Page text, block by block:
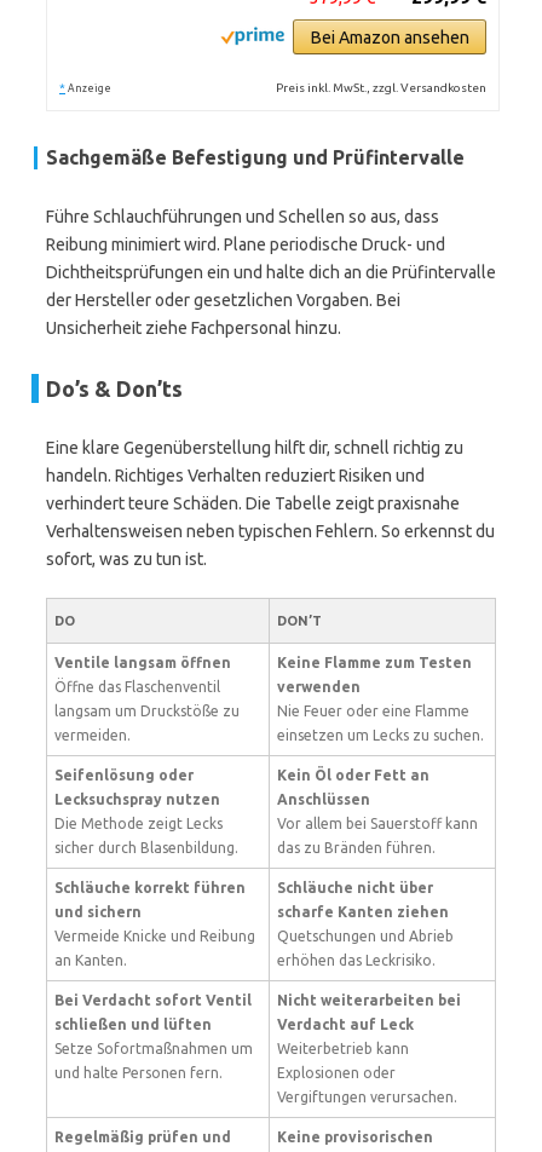
Bei Amazon ansehen
* Anzeige Preis inkl. MwSt., zzgl. Versandkosten
Sachgemäße Befestigung und Prüfintervalle
Führe Schlauchführungen und Schellen so aus, dass
Reibung minimiert wird. Plane periodische Druck- und
Dichtheitsprüfungen ein und halte dich an die Prüfintervalle
der Hersteller oder gesetzlichen Vorgaben. Bei
Unsicherheit ziehe Fachpersonal hinzu.
Do’s & Don’ts
Eine klare Gegenüberstellung hilft dir, schnell richtig zu
handeln. Richtiges Verhalten reduziert Risiken und
verhindert teure Schäden. Die Tabelle zeigt praxisnahe
Verhaltensweisen neben typischen Fehlern. So erkennst du
sofort, was zu tun ist.
DO DON’T
Ventile langsam öffnen
Öffne das Flaschenventil
langsam um Druckstöße zu
vermeiden.
Keine Flamme zum Testen
verwenden
Nie Feuer oder eine Flamme
einsetzen um Lecks zu suchen.
Seifenlösung oder
Lecksuchspray nutzen
Die Methode zeigt Lecks
sicher durch Blasenbildung.
Kein Öl oder Fett an
Anschlüssen
Vor allem bei Sauerstoff kann
das zu Bränden führen.
Schläuche korrekt führen
und sichern
Vermeide Knicke und Reibung
an Kanten.
Schläuche nicht über
scharfe Kanten ziehen
Quetschungen und Abrieb
erhöhen das Leckrisiko.
Bei Verdacht sofort Ventil
schließen und lüften
Setze Sofortmaßnahmen um
und halte Personen fern.
Nicht weiterarbeiten bei
Verdacht auf Leck
Weiterbetrieb kann
Explosionen oder
Vergiftungen verursachen.
Regelmäßig prüfen und
Keine provisorischen